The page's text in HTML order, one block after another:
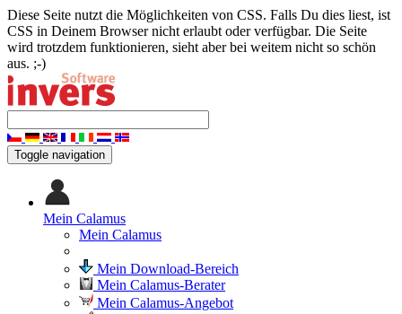
Diese Seite nutzt die Möglichkeiten von CSS. Falls Du dies liest, ist
CSS in Deinem Browser nicht erlaubt oder verfügbar. Die Seite
wird trotzdem funktionieren, sieht aber bei weitem nicht so schön
aus. ;-)
Toggle navigation
Mein Calamus
Mein Calamus
Mein Download-Bereich
Mein Calamus-Berater
Mein Calamus-Angebot